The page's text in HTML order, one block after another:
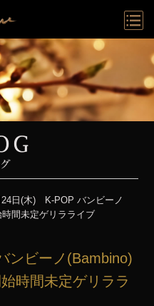
日(木) K-POP バンビーノ
間未定ゲリラライブ
ビーノ(Bambino)
時間未定ゲリララ